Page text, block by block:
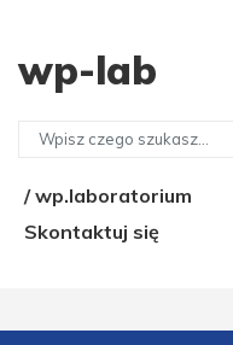
wp-lab
/ wp.laboratorium
Skontaktuj się